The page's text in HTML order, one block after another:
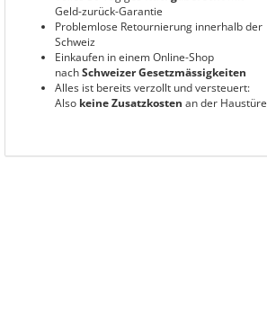
Geld-zurück-Garantie
Problemlose Retournierung innerhalb der
Schweiz
Einkaufen in einem Online-Shop
nachSchweizer Gesetzmässigkeiten
Alles ist bereits verzollt und versteuert:
Also keine Zusatzkosten an der Haustüre